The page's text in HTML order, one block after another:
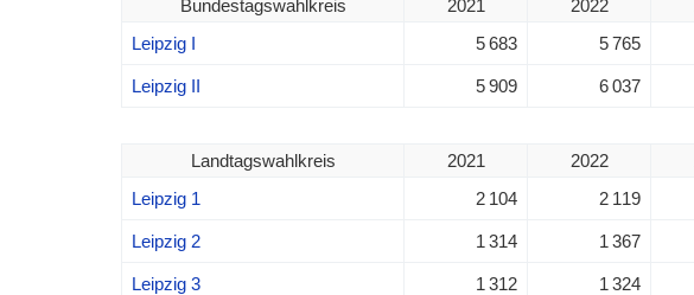
Bundestagswahlkreis 2021 2022
Leipzig I
5 683 5 765
Leipzig II 5 909 6 037
Landtagswahlkreis 2021 2022
Leipzig 1
2 104 2 119
Leipzig 2 1 314 1 367
Leipzig 3 1 312 1 324